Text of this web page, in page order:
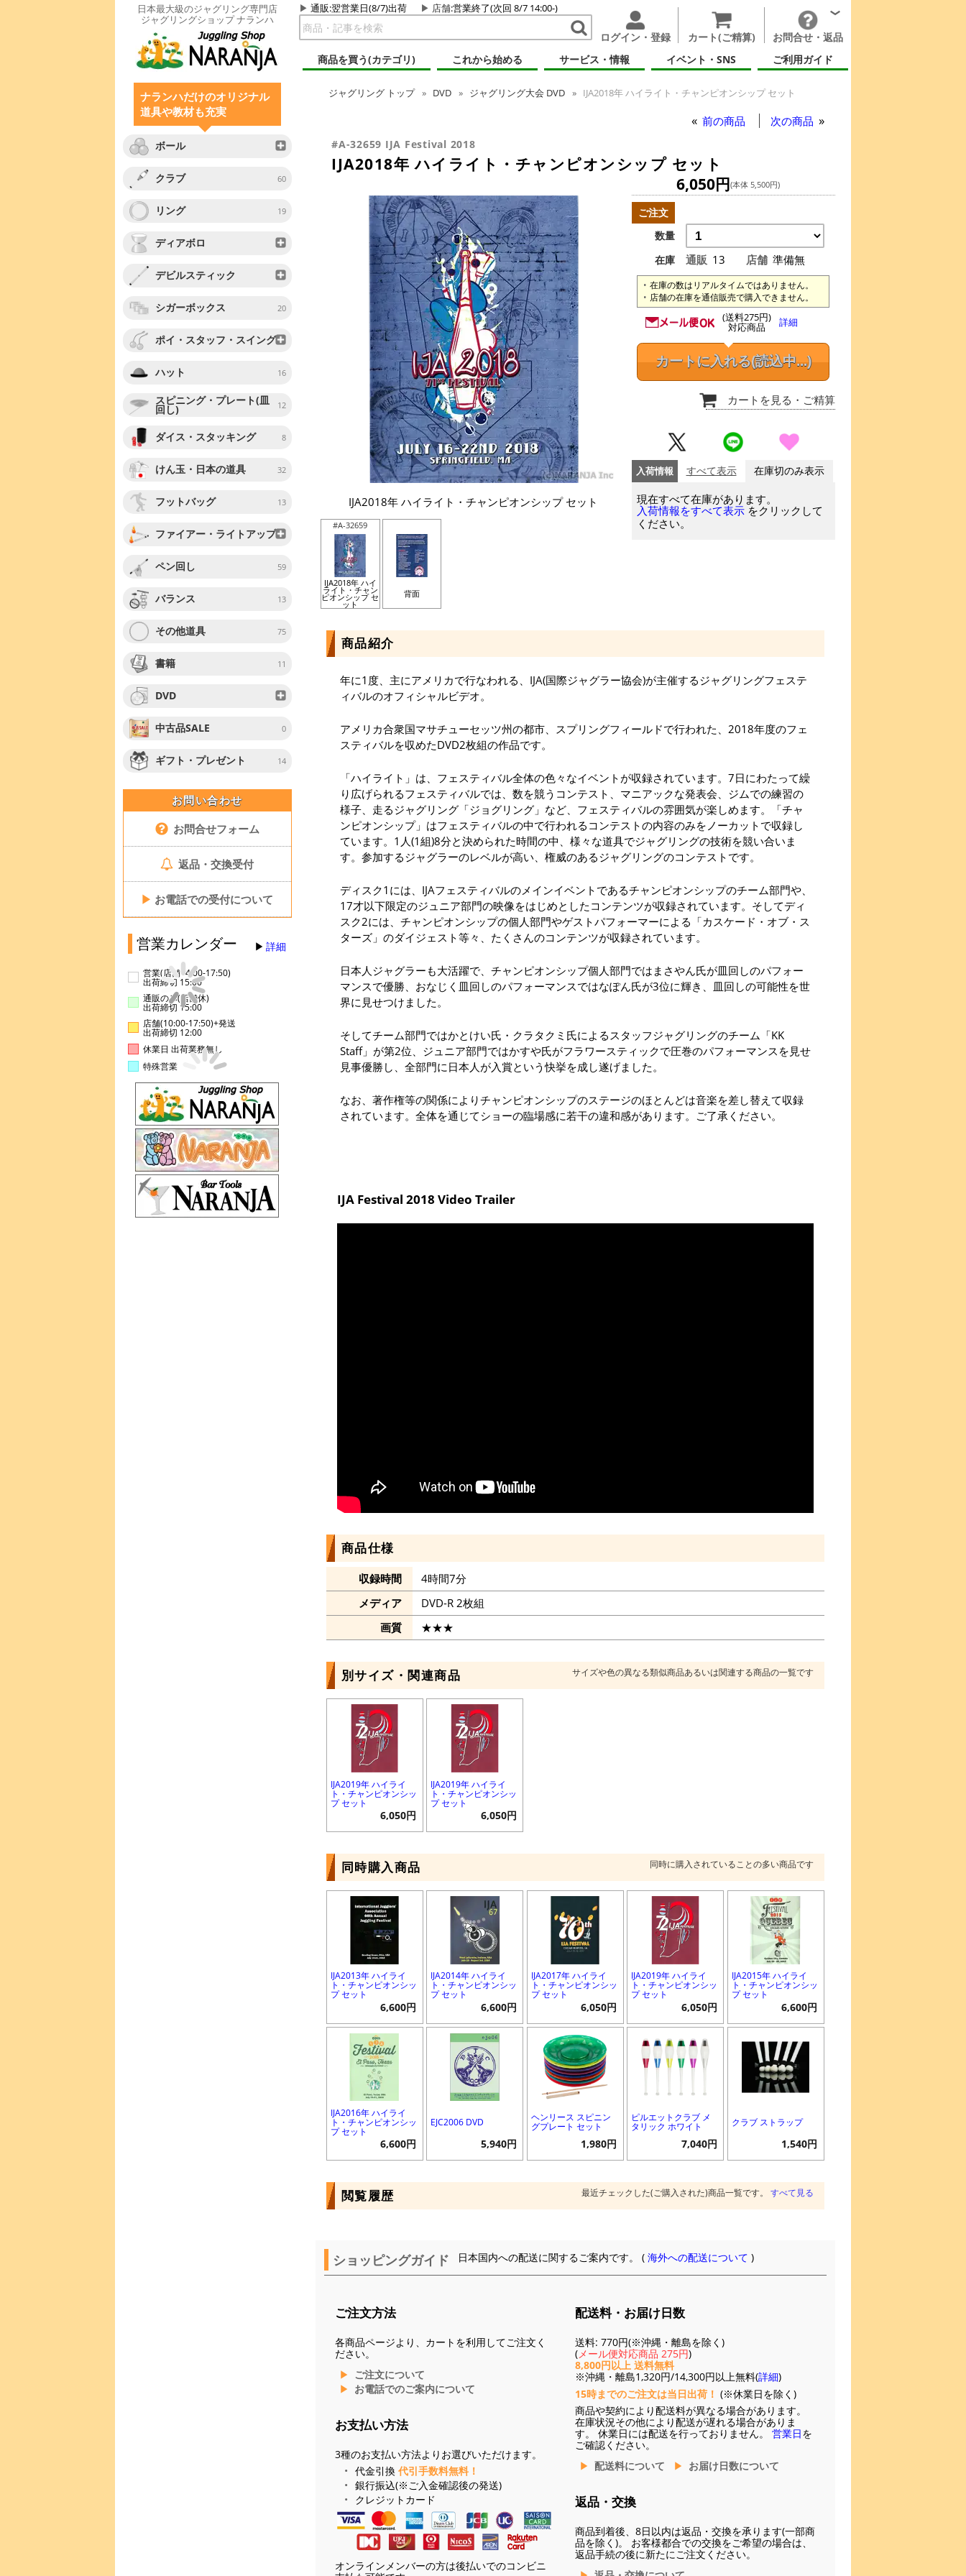
日本最大級のジャグリング専門店
ジャグリングショップ ナランハ
通販:翌営業日(8/7)出荷 店舗:営業終了(次回 8/7 14:00-)
ログイン・登録 カート(ご精算)
お問合せ・返品
商品を買う(カテゴリ)
これから始める サービス・情報 イベント・SNS ご利用ガイド
ナランハだけのオリジナル
道具や教材も充実
ボール
クラブ 60
リング 19
ディアボロ
デビルスティック
シガーボックス 20
ポイ・スタッフ・スイング
ハット 16
スピニング・プレート(皿
回し) 12
ダイス・スタッキング 8
けん玉・日本の道具 32
フットバッグ 13
ファイアー・ライトアップ
ペン回し 59
バランス 13
その他道具 75
書籍 11
DVD
中古品SALE 0
ギフト・プレゼント 14
お問い合わせ
お問合せフォーム
返品・交換受付
▶ お電話での受付について
営業カレンダー 詳細
営業(店舗14:00-17:50)
出荷締切 15:00
通販のみ(店舗休)
出荷締切 15:00
店舗(10:00-17:50)+発送
出荷締切 12:00
休業日 出荷業務無し
特殊営業
ジャグリング トップ DVD ジャグリング大会 DVD IJA2018年 ハイライト・チャンピオンシップ セット
前の商品 次の商品
#A-32659 IJA Festival 2018
IJA2018年 ハイライト・チャンピオンシップ セット
IJA2018年 ハイライト・チャンピオンシップ セット
#A-32659
IJA2018年 ハイ
ライト・チャン
ピオンシップ セ
ット
背面
6,050円(本体 5,500円)
ご注文
数量
在庫
通販 13 店舗 準備無
在庫の数はリアルタイムではありません。
店舗の在庫を通信販売で購入できません。
(送料275円)
対応商品 詳細
カートに入れる(読込中...)
カートを見る ・ご精算
入荷情報 すべて表示 在庫切のみ表示
現在すべて在庫があります。
入荷情報をすべて表示 をクリックして
ください。
商品紹介
年に1度、主にアメリカで行なわれる、IJA(国際ジャグラー協会)が主催するジャグリングフェステ
ィバルのオフィシャルビデオ。
アメリカ合衆国マサチューセッツ州の都市、スプリングフィールドで行われた、2018年度のフェ
スティバルを収めたDVD2枚組の作品です。
「ハイライト」は、フェスティバル全体の色々なイベントが収録されています。7日にわたって繰
り広げられるフェスティバルでは、数を競うコンテスト、マニアックな発表会、ジムでの練習の
様子、走るジャグリング「ジョグリング」など、フェスティバルの雰囲気が楽しめます。「チャ
ンピオンシップ」はフェスティバルの中で行われるコンテストの内容のみをノーカットで収録し
ています。1人(1組)8分と決められた時間の中、様々な道具でジャグリングの技術を競い合いま
す。参加するジャグラーのレベルが高い、権威のあるジャグリングのコンテストです。
ディスク1には、IJAフェスティバルのメインイベントであるチャンピオンシップのチーム部門や、
17才以下限定のジュニア部門の映像をはじめとしたコンテンツが収録されています。そしてディ
スク2には、チャンピオンシップの個人部門やゲストパフォーマーによる「カスケード・オブ・ス
ターズ」のダイジェスト等々、たくさんのコンテンツが収録されています。
日本人ジャグラーも大活躍で、チャンピオンシップ個人部門ではまさやん氏が皿回しのパフォー
マンスで優勝、おなじく皿回しのパフォーマンスではなぽん氏が3位に輝き、皿回しの可能性を世
界に見せつけました。
そしてチーム部門ではかとけい氏・クラタクミ氏によるスタッフジャグリングのチーム「KK
Staff」が第2位、ジュニア部門ではかすや氏がフラワースティックで圧巻のパフォーマンスを見せ
見事優勝し、全部門に日本人が入賞という快挙を成し遂げました。
なお、著作権等の関係によりチャンピオンシップのステージのほとんどは音楽を差し替えて収録
されています。全体を通じてショーの臨場感に若干の違和感があります。ご了承ください。
IJA Festival 2018 Video Trailer
商品仕様
収録時間
4時間7分
メディア
DVD-R 2枚組
画質
★★★
別サイズ・関連商品 サイズや色の異なる類似商品あるいは関連する商品の一覧です
IJA2019年 ハイライ
ト・チャンピオンシッ
プ セット
6,050円
IJA2019年 ハイライ
ト・チャンピオンシッ
プ セット
6,050円
同時購入商品 同時に購入されていることの多い商品です
IJA2013年 ハイライ
ト・チャンピオンシッ
プ セット
6,600円
IJA2014年 ハイライ
ト・チャンピオンシッ
プ セット
6,600円
IJA2017年 ハイライ
ト・チャンピオンシッ
プ セット
6,050円
IJA2019年 ハイライ
ト・チャンピオンシッ
プ セット
6,050円
IJA2015年 ハイライ
ト・チャンピオンシッ
プ セット
6,600円
IJA2016年 ハイライ
ト・チャンピオンシッ
プ セット
6,600円
EJC2006 DVD
5,940円
ヘンリース スピニン
グプレート セット
1,980円
ピルエットクラブ メ
タリック ホワイト
7,040円
クラブ ストラップ
1,540円
閲覧履歴 最近チェックした(ご購入された)商品一覧です。 すべて見る
ショッピングガイド 日本国内への配送に関するご案内です。 (海外への配送について )
ご注文方法
各商品ページより、カートを利用してご注文く
ださい。
ご注文について
お電話でのご案内について
お支払い方法
3種のお支払い方法よりお選びいただけます。
代金引換 代引手数料無料！
銀行振込(※ご入金確認後の発送)
クレジットカード
オンラインメンバーの方は後払いでのコンビニ
配送料・お届け日数
送料: 770円(※沖縄・離島を除く)
(メール便対応商品 275円)
8,800円以上 送料無料
※沖縄・離島1,320円/14,300円以上無料(詳細)
15時までのご注文は当日出荷！ (※休業日を除く)
商品や契約により配送料が異なる場合があります。
在庫状況その他により配送が遅れる場合がありま
す。 休業日には配送を行っておりません。 営業日を
ご確認ください。
配送料について
お届け日数について
返品・交換
商品到着後、8日以内は返品・交換を承ります(一部商
品を除く)。 お客様都合での交換をご希望の場合は、
返品手続の後に新たにご注文ください。